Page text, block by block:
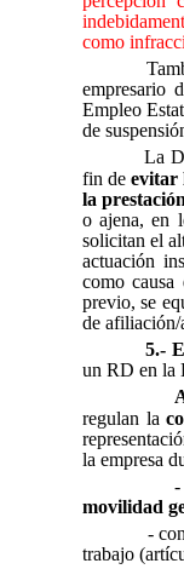
como
empresario
Empleo
de
La
fin deevitar
la
o ajena, en
solicitan el
actuación
como causa
previo, se
de afiliación/
5.-
un RD en la
regulan la
la empresa
-
movilidad
-
trabajo